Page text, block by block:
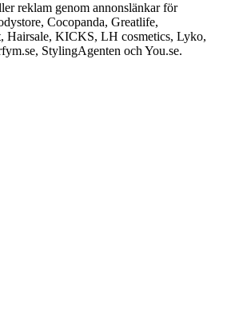
reklam genom annonslänkar för
Cocopanda, Greatlife,
Hairsale, KICKS, LH cosmetics, Lyko,
StylingAgenten och You.se.